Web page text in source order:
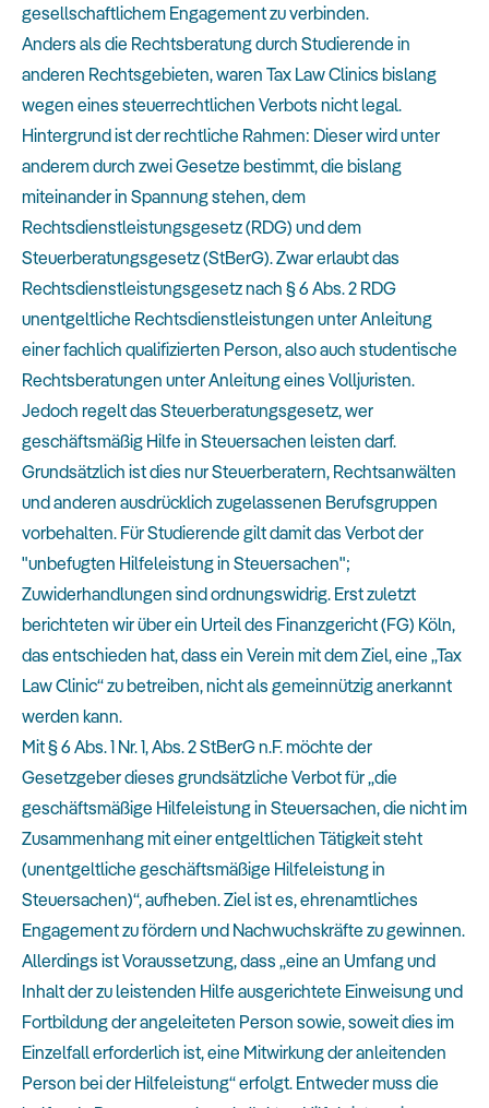
gesellschaftlichem Engagement zu verbinden.
Anders als die Rechtsberatung durch Studierende in
anderen Rechtsgebieten, waren Tax Law Clinics bislang
wegen eines steuerrechtlichen Verbots nicht legal.
Hintergrund ist der rechtliche Rahmen: Dieser wird unter
anderem durch zwei Gesetze bestimmt, die bislang
miteinander in Spannung stehen, dem
Rechtsdienstleistungsgesetz (RDG) und dem
Steuerberatungsgesetz (StBerG). Zwar erlaubt das
Rechtsdienstleistungsgesetz nach § 6 Abs. 2 RDG
unentgeltliche Rechtsdienstleistungen unter Anleitung
einer fachlich qualifizierten Person, also auch studentische
Rechtsberatungen unter Anleitung eines Volljuristen.
Jedoch regelt das Steuerberatungsgesetz, wer
geschäftsmäßig Hilfe in Steuersachen leisten darf.
Grundsätzlich ist dies nur Steuerberatern, Rechtsanwälten
und anderen ausdrücklich zugelassenen Berufsgruppen
vorbehalten. Für Studierende gilt damit das Verbot der
"unbefugten Hilfeleistung in Steuersachen";
Zuwiderhandlungen sind ordnungswidrig. Erst zuletzt
berichteten wir über ein Urteil des Finanzgericht (FG) Köln,
das entschieden hat, dass ein Verein mit dem Ziel, eine „Tax
Law Clinic“ zu betreiben, nicht als gemeinnützig anerkannt
werden kann.
Mit § 6 Abs. 1 Nr. 1, Abs. 2 StBerG n.F. möchte der
Gesetzgeber dieses grundsätzliche Verbot für „die
geschäftsmäßige Hilfeleistung in Steuersachen, die nicht im
Zusammenhang mit einer entgeltlichen Tätigkeit steht
(unentgeltliche geschäftsmäßige Hilfeleistung in
Steuersachen)“, aufheben. Ziel ist es, ehrenamtliches
Engagement zu fördern und Nachwuchskräfte zu gewinnen.
Allerdings ist Voraussetzung, dass „eine an Umfang und
Inhalt der zu leistenden Hilfe ausgerichtete Einweisung und
Fortbildung der angeleiteten Person sowie, soweit dies im
Einzelfall erforderlich ist, eine Mitwirkung der anleitenden
Person bei der Hilfeleistung“ erfolgt. Entweder muss die